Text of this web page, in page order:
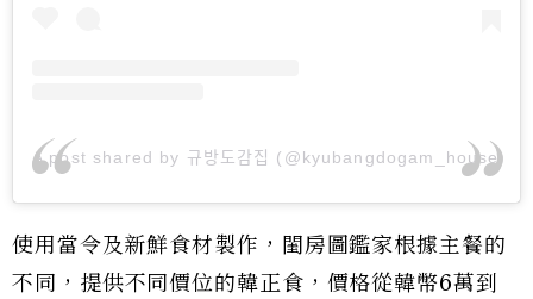
A post shared by 규방도감집 (@kyubangdogam_house)
使用當令及新鮮食材製作，閨房圖鑑家根據主餐的
不同，提供不同價位的韓正食，價格從韓幣6萬到